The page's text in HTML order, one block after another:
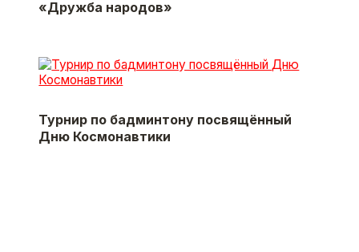
«Дружба народов»
Турнир по бадминтону посвящённый
Дню Космонавтики